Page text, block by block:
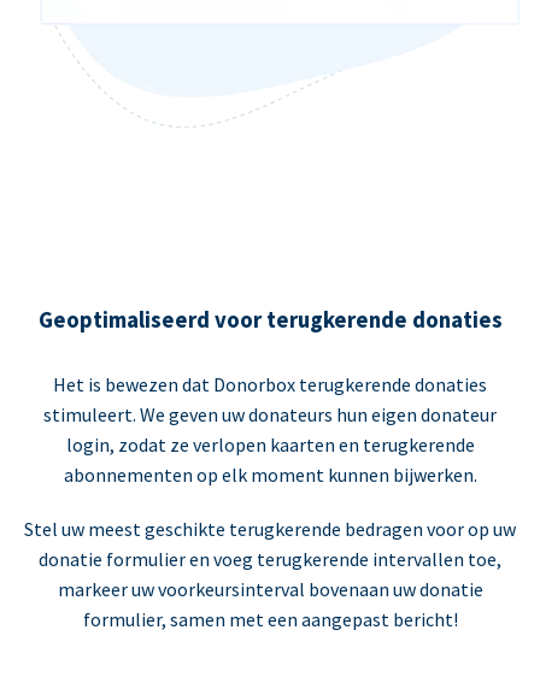
Geoptimaliseerd voor terugkerende donaties
Het is bewezen dat Donorbox terugkerende donaties
stimuleert. We geven uw donateurs hun eigen donateur
login, zodat ze verlopen kaarten en terugkerende
abonnementen op elk moment kunnen bijwerken.
Stel uw meest geschikte terugkerende bedragen voor op uw
donatie formulier en voeg terugkerende intervallen toe,
markeer uw voorkeursinterval bovenaan uw donatie
formulier, samen met een aangepast bericht!